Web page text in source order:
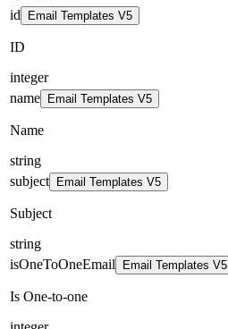
id
Email Templates V5
ID
integer
name
Email Templates V5
Name
string
subject
Email Templates V5
Subject
string
isOneToOneEmail
Email Templates V5
Is One-to-one